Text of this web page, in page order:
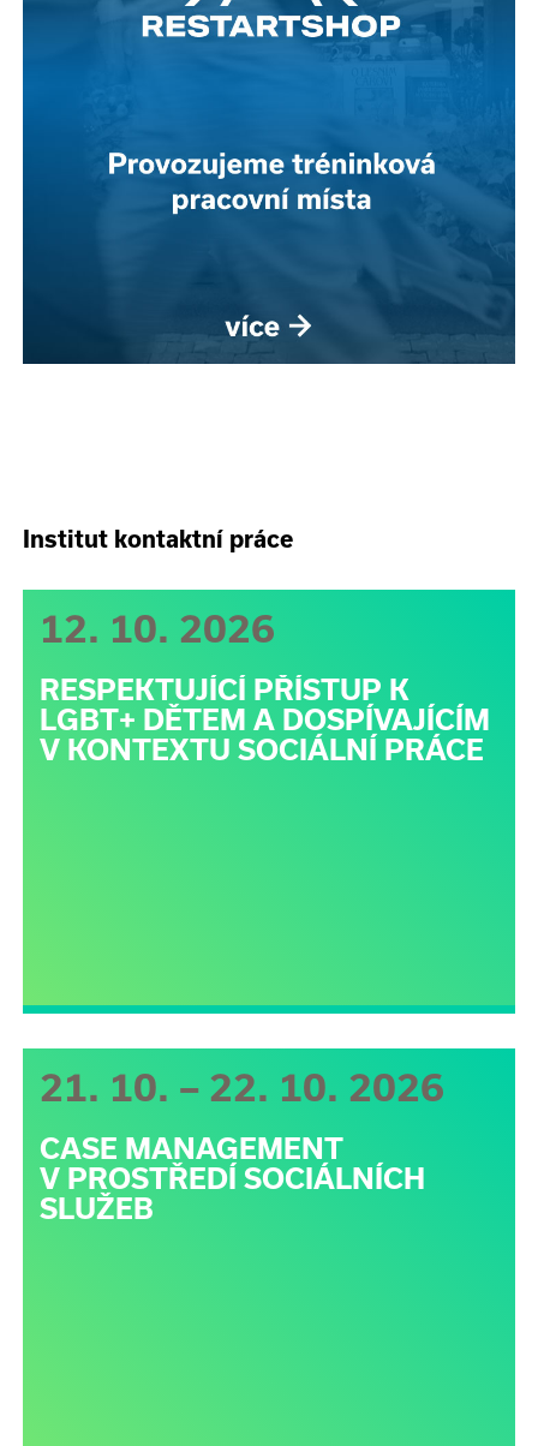
Institut kontaktní práce
12. 10. 2026
RESPEKTUJÍCÍ PŘÍSTUP K
LGBT+ DĚTEM A DOSPÍVAJÍCÍM
V KONTEXTU SOCIÁLNÍ PRÁCE
21. 10. – 22. 10. 2026
CASE MANAGEMENT
V PROSTŘEDÍ SOCIÁLNÍCH
SLUŽEB